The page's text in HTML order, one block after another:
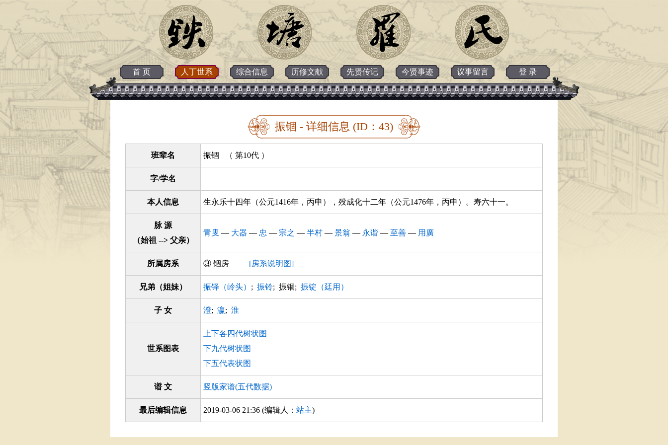
首 页 人丁世系 综合信息 历修文献 先贤传记 今贤事迹 议事留言 登 录
振锢 - 详细信息 (ID：43)
班辈名 振锢 （ 第10代 ）
字/学名
本人信息 生永乐十四年（公元1416年，丙申），殁成化十二年（公元1476年，丙申）。寿六十一。
脉 源
（始祖 --> 父亲）
青叟 — 大器 — 忠 — 宗之 — 半村 — 景翁 — 永谐 — 至善 — 用廣
所属房系 ③ 锢房 [房系说明图]
兄弟（姐妹） 振铎（岭头） ; 振铃; 振锢; 振锭（廷用）
子 女 澄; 瀛; 淮
世系图表
上下各四代树状图
下九代树状图
下五代表状图
谱 文 竖版家谱(五代数据)
最后编辑信息 2019-03-06 21:36 (编辑人： 站主)